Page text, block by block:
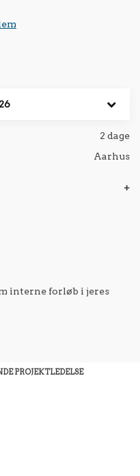
2 dage
Aarhus
+
interne forløb i jeres
PROJEKTLEDELSE